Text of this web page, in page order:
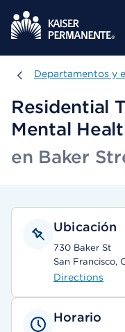
Departamentos y
Departamentos y
Residential
Mental
en Baker
Ubicación
730 Baker St
San Francisco,
Directions
Horario